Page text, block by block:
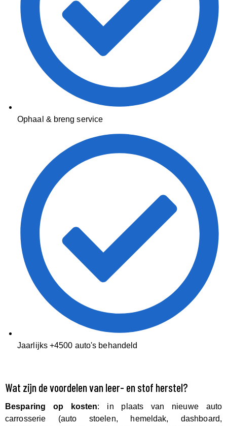
Ophaal & breng service
Jaarlijks +4500 auto's behandeld
Wat zijn de voordelen van leer- en stof herstel?
Besparing op kosten: in plaats van nieuwe auto
carrosserie (auto stoelen, hemeldak, dashboard,